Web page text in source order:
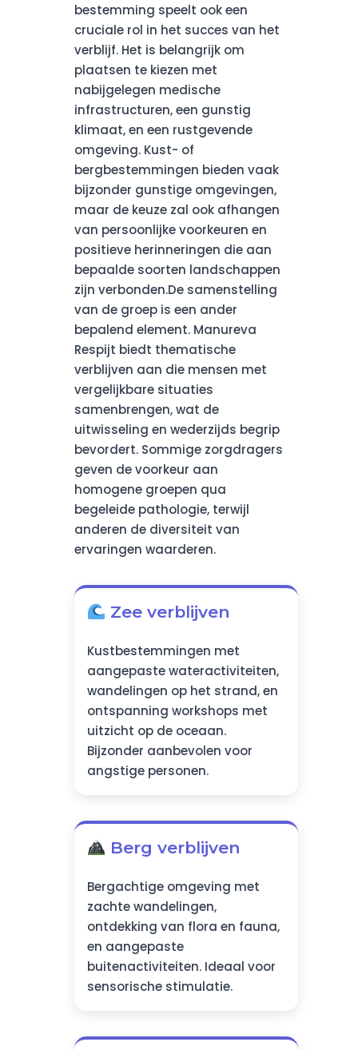
bestemming speelt ook een
cruciale rol in het succes van het
verblijf. Het is belangrijk om
plaatsen te kiezen met
nabijgelegen medische
infrastructuren, een gunstig
klimaat, en een rustgevende
omgeving. Kust- of
bergbestemmingen bieden vaak
bijzonder gunstige omgevingen,
maar de keuze zal ook afhangen
van persoonlijke voorkeuren en
positieve herinneringen die aan
bepaalde soorten landschappen
zijn verbonden.De samenstelling
van de groep is een ander
bepalend element. Manureva
Respijt biedt thematische
verblijven aan die mensen met
vergelijkbare situaties
samenbrengen, wat de
uitwisseling en wederzijds begrip
bevordert. Sommige zorgdragers
geven de voorkeur aan
homogene groepen qua
begeleide pathologie, terwijl
anderen de diversiteit van
ervaringen waarderen.
Zee verblijven
Kustbestemmingen met
aangepaste wateractiviteiten,
wandelingen op het strand, en
ontspanning workshops met
uitzicht op de oceaan.
Bijzonder aanbevolen voor
angstige personen.
Berg verblijven
Bergachtige omgeving met
zachte wandelingen,
ontdekking van flora en fauna,
en aangepaste
buitenactiviteiten. Ideaal voor
sensorische stimulatie.